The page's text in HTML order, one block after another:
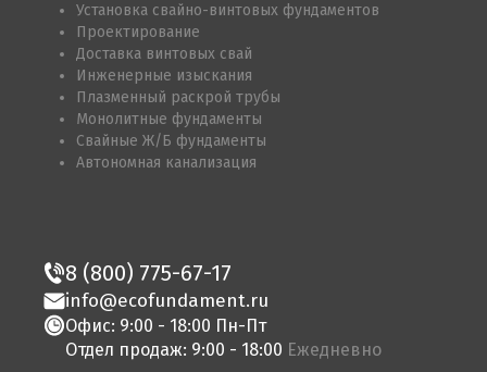
Установка свайно-винтовых фундаментов
Проектирование
Доставка винтовых свай
Инженерные изыскания
Плазменный раскрой трубы
Монолитные фундаменты
Свайные Ж/Б фундаменты
Автономная канализация
8 (800) 775-67-17
info@ecofundament.ru
Офис: 9:00 - 18:00 Пн-Пт
Отдел продаж: 9:00 - 18:00 Ежедневно